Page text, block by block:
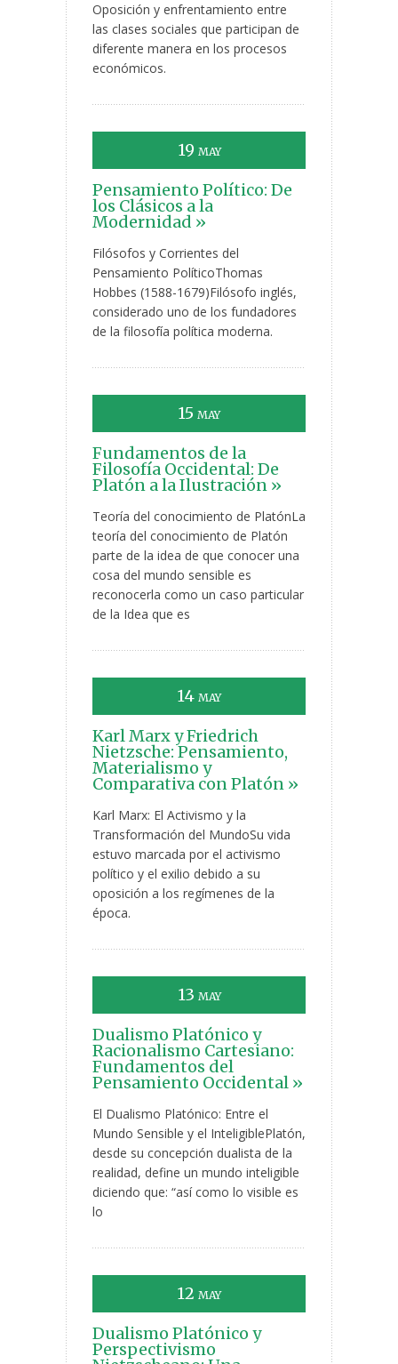
Oposición y enfrentamiento entre
las clases sociales que participan de
diferente manera en los procesos
económicos.
19 MAY
Pensamiento Político: De
los Clásicos a la
Modernidad »
Filósofos y Corrientes del
Pensamiento PolíticoThomas
Hobbes (1588-1679)Filósofo inglés,
considerado uno de los fundadores
de la filosofía política moderna.
15 MAY
Fundamentos de la
Filosofía Occidental: De
Platón a la Ilustración »
Teoría del conocimiento de PlatónLa
teoría del conocimiento de Platón
parte de la idea de que conocer una
cosa del mundo sensible es
reconocerla como un caso particular
de la Idea que es
14 MAY
Karl Marx y Friedrich
Nietzsche: Pensamiento,
Materialismo y
Comparativa con Platón »
Karl Marx: El Activismo y la
Transformación del MundoSu vida
estuvo marcada por el activismo
político y el exilio debido a su
oposición a los regímenes de la
época.
13 MAY
Dualismo Platónico y
Racionalismo Cartesiano:
Fundamentos del
Pensamiento Occidental »
El Dualismo Platónico: Entre el
Mundo Sensible y el InteligiblePlatón,
desde su concepción dualista de la
realidad, define un mundo inteligible
diciendo que: “así como lo visible es
lo
12 MAY
Dualismo Platónico y
Perspectivismo